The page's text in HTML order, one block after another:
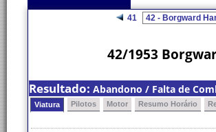
41
42/1953
Resultado: Abandono / Falta de
Viatura Pilotos Motor Resumo Horário